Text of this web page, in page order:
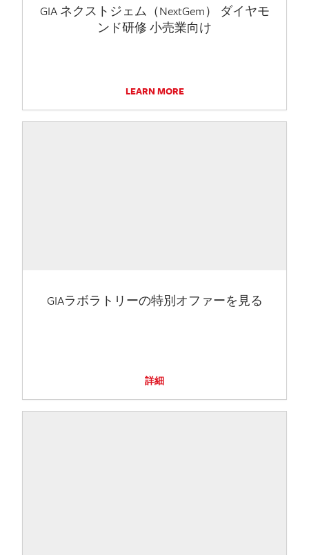
GIA ネクストジェム（NextGem） ダイヤモ
ンド研修 小売業向け
LEARN MORE
GIAラボラトリーの特別オファーを見る
詳細